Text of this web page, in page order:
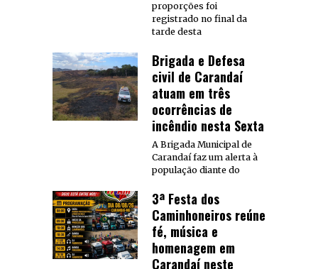
proporções foi
registrado no final da
tarde desta
Brigada e Defesa
civil de Carandaí
atuam em três
ocorrências de
incêndio nesta Sexta
A Brigada Municipal de
Carandaí faz um alerta à
população diante do
3ª Festa dos
Caminhoneiros reúne
fé, música e
homenagem em
Carandaí neste